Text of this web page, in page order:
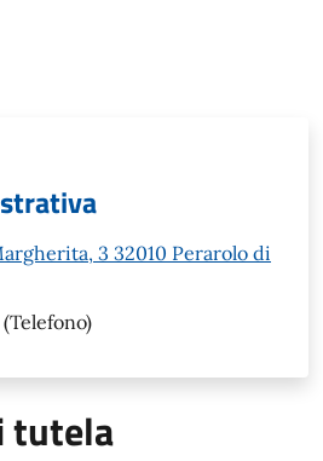
3 32010 Perarolo di
(Telefono)
tutela